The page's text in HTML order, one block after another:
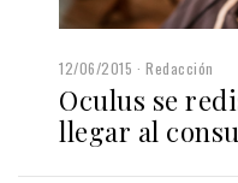
12/06/2015 Redacción
Oculus se
llegar al